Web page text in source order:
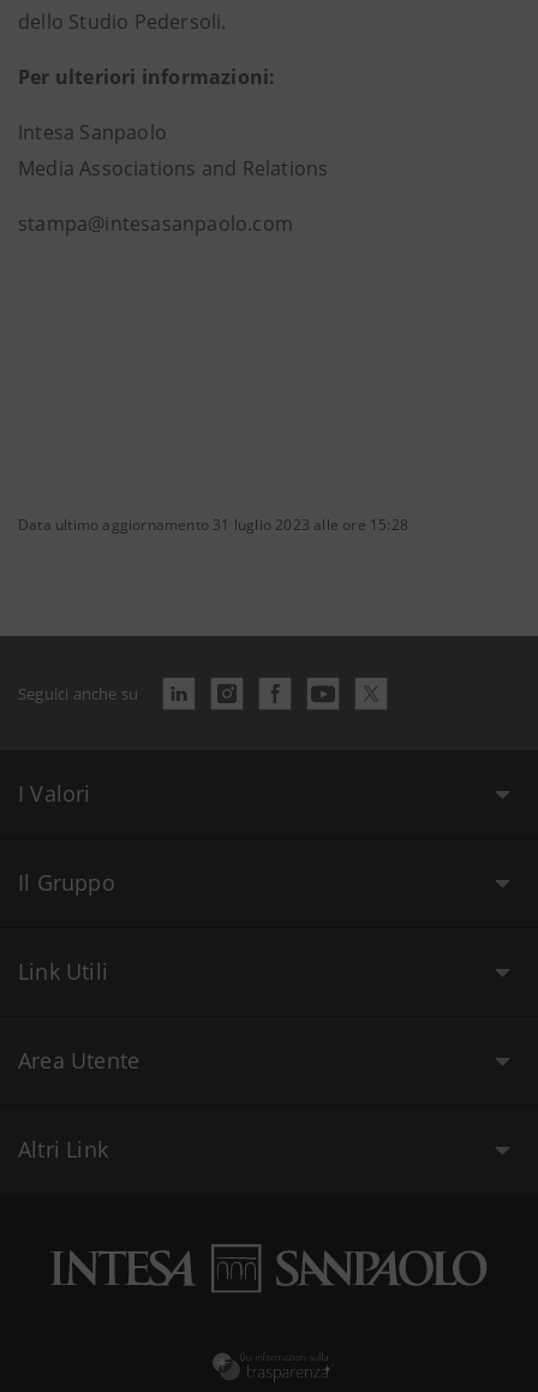
dello Studio Pedersoli.
Per ulteriori informazioni:
Intesa Sanpaolo
Media Associations and Relations
stampa@intesasanpaolo.com
Data ultimo aggiornamento 31 luglio 2023 alle ore 15:28
Seguici anche su
I Valori
Il Gruppo
Link Utili
Area Utente
Altri Link